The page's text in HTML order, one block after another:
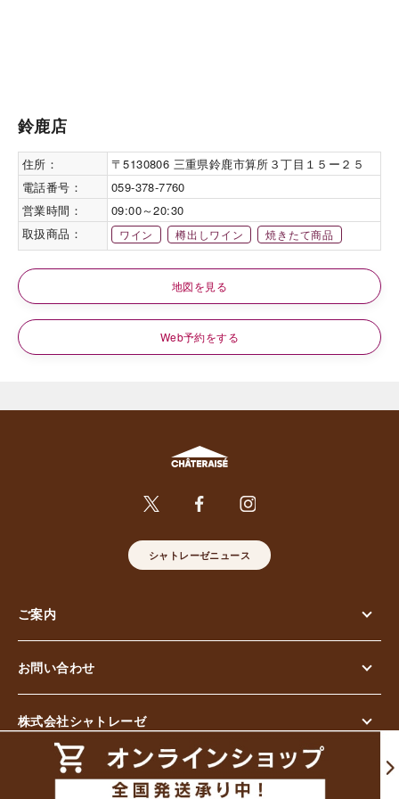
鈴鹿店
住所：
〒5130806 三重県鈴鹿市算所３丁目１５ー２５
電話番号：
059-378-7760
営業時間：
09:00～20:30
取扱商品：
ワイン 樽出しワイン 焼きたて商品
地図を見る
Web予約をする
シャトレーゼニュース
ご案内
お問い合わせ
株式会社シャトレーゼ
© Chateraise Co.,Ltd. All Rights Reserved.